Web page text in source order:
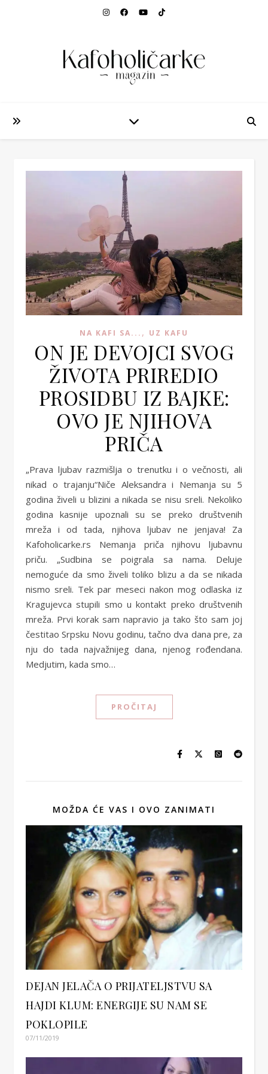
NA KAFI SA... , UZ KAFU
ON JE DEVOJCI SVOG
ŽIVOTA PRIREDIO
PROSIDBU IZ BAJKE:
OVO JE NJIHOVA
PRIČA
„Prava ljubav razmišlja o trenutku i o večnosti, ali
nikad o trajanju“Niče Aleksandra i Nemanja su 5
godina živeli u blizini a nikada se nisu sreli. Nekoliko
godina kasnije upoznali su se preko društvenih
mreža i od tada, njihova ljubav ne jenjava! Za
Kafoholicarke.rs Nemanja priča njihovu ljubavnu
priču. „Sudbina se poigrala sa nama. Deluje
nemoguće da smo živeli toliko blizu a da se nikada
nismo sreli. Tek par meseci nakon mog odlaska iz
Kragujevca stupili smo u kontakt preko društvenih
mreža. Prvi korak sam napravio ja tako što sam joj
čestitao Srpsku Novu godinu, tačno dva dana pre, za
nju do tada najvažnijeg dana, njenog rođendana.
Medjutim, kada smo…
PROČITAJ
MOŽDA ĆE VAS I OVO ZANIMATI
DEJAN JELAČA O PRIJATELJSTVU SA
HAJDI KLUM: ENERGIJE SU NAM SE
POKLOPILE
07/11/2019